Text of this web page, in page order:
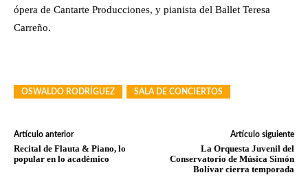
ópera de Cantarte Producciones, y pianista del Ballet Teresa
Carreño.
OSWALDO RODRÍGUEZ SALA DE CONCIERTOS
Artículo anterior
Recital de Flauta & Piano, lo
popular en lo académico
Artículo siguiente
La Orquesta Juvenil del
Conservatorio de Música Simón
Bolívar cierra temporada